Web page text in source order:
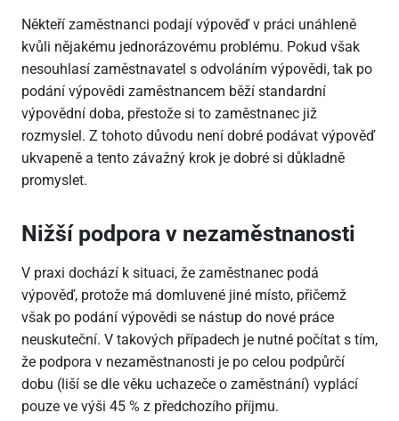
Někteří zaměstnanci podají výpověď v práci unáhleně
kvůli nějakému jednorázovému problému. Pokud však
nesouhlasí zaměstnavatel s odvoláním výpovědi, tak po
podání výpovědi zaměstnancem běží standardní
výpovědní doba, přestože si to zaměstnanec již
rozmyslel. Z tohoto důvodu není dobré podávat výpověď
ukvapeně a tento závažný krok je dobré si důkladně
promyslet.
Nižší podpora v nezaměstnanosti
V praxi dochází k situaci, že zaměstnanec podá
výpověď, protože má domluvené jiné místo, přičemž
však po podání výpovědi se nástup do nové práce
neuskuteční. V takových případech je nutné počítat s tím,
že podpora v nezaměstnanosti je po celou podpůrčí
dobu (liší se dle věku uchazeče o zaměstnání) vyplácí
pouze ve výši 45 % z předchozího příjmu.